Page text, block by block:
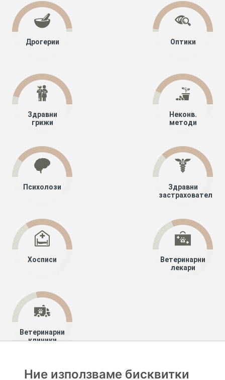
Дрогерии Оптики
Здравни
грижи
Неконв.
методи
Психолози
Здравни
застрахователи
Хосписи
Ветеринарни
лекари
Ветеринарни
клиники
Специалисти
Ние използваме бисквитки